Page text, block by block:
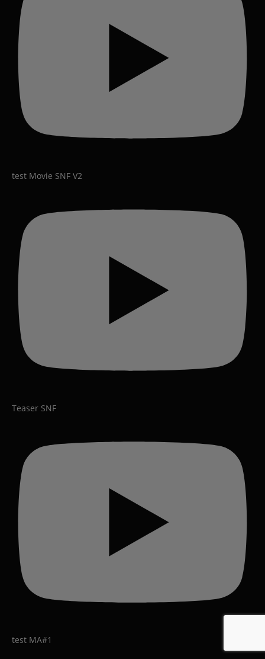
test Movie SNF V2
Teaser SNF
test MA#1